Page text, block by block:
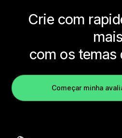
Crie com
mais
com os temas
Começar minha